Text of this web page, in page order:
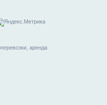
аренда